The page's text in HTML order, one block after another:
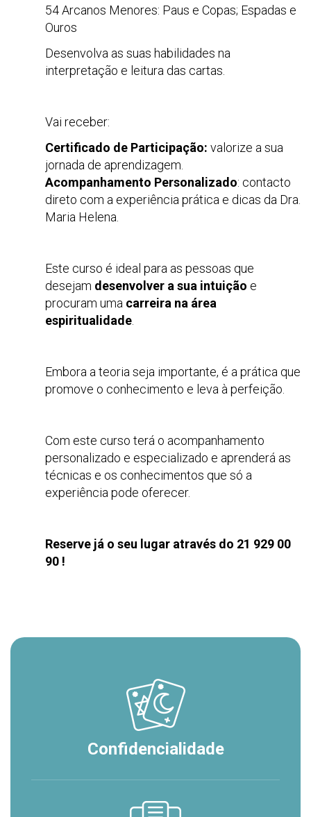
54 Arcanos Menores: Paus e Copas; Espadas e
Ouros
Desenvolva as suas habilidades na
interpretação e leitura das cartas.
Vai receber:
Certificado de Participação: valorize a sua
jornada de aprendizagem.
Acompanhamento Personalizado: contacto
direto com a experiência prática e dicas da Dra.
Maria Helena.
Este curso é ideal para as pessoas que
desejam desenvolver a sua intuição e
procuram uma carreira na área
espiritualidade
Embora a teoria seja importante, é a prática que
promove o conhecimento e leva à perfeição.
Com este curso terá o acompanhamento
personalizado e especializado e aprenderá as
técnicas e os conhecimentos que só a
experiência pode oferecer.
Reserve já o seu lugar através do 21 929 00
90 !
Confidencialidade